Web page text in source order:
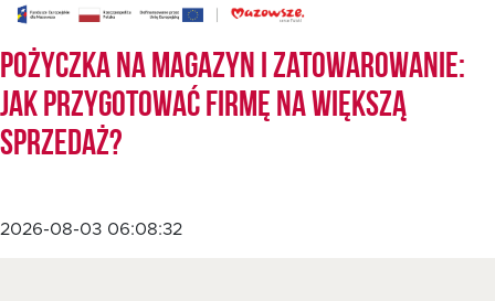
Pożyczka na magazyn i zatowarowanie:
jak przygotować firmę na większą
sprzedaż?
2026-08-03 06:08:32